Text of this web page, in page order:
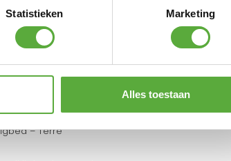
Alles toestaan
– Terre